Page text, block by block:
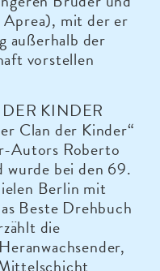
Aprea), mit der er
außerhalb der
vorstellen
KINDER
Clan der Kinder“
Autors Roberto
wurde bei den 69.
Berlin mit
Beste Drehbuch
die